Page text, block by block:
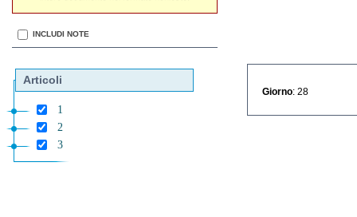
INCLUDI NOTE
Articoli
1
2
3
Giorno : 28